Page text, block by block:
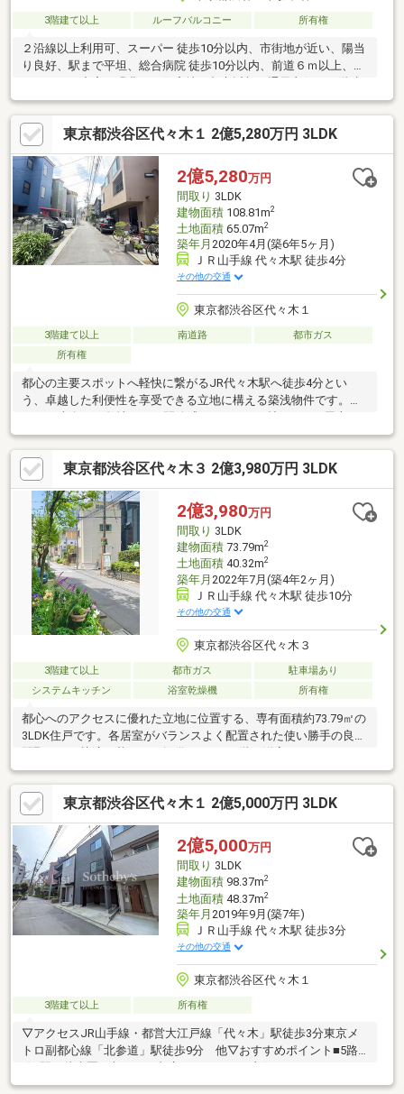
3階建て以上 ルーフバルコニー 所有権
２沿線以上利用可、スーパー 徒歩10分以内、市街地が近い、陽当
り良好、駅まで平坦、総合病院 徒歩10分以内、前道６ｍ以上、セ
キュリティ充実、緑豊かな住宅地、都市近郊、通風良好、３階建
以上、小学校 徒歩10分以内、平坦地、２世帯住宅
東京都渋谷区代々木１ 2億5,280万円 3LDK
2億5,280万円
間取り 3LDK
建物面積108.81m2
土地面積65.07m2
築年月 2020年4月(築6年5ヶ月)
ＪＲ山手線 代々木駅 徒歩4分
その他の交通
東京都渋谷区代々木１
3階建て以上 南道路
都市ガス
所有権
都心の主要スポットへ軽快に繋がるJR代々木駅へ徒歩4分とい
う、卓越した利便性を享受できる立地に構える築浅物件です。約
ラスを備え、ご家族が笑顔で過ごせるゆとりの空間を実現しまし
た。日々の生活を支えるスーパーや薬局が徒歩5分圏内に揃うほ
か、徒歩1分には大学病院があり、お子様がいるご家庭にも安心の
周辺環境です。徒歩4分の明治神宮では、四季折々の自然を感じな
がら穏やかな時間を過ごせます。利便性と潤いのある環境を兼ね
備えたこの希少な住まいは、将来を見据えた確かな価値を感じて
いただける魅力的な拠点となるはずです。
東京都渋谷区代々木３ 2億3,980万円 3LDK
2億3,980万円
間取り 3LDK
建物面積73.79m2
土地面積40.32m2
築年月 2022年7月(築4年2ヶ月)
ＪＲ山手線 代々木駅 徒歩10分
その他の交通
東京都渋谷区代々木３
3階建て以上 都市ガス
駐車場あり
システムキッチン
浴室乾燥機 所有権
都心へのアクセスに優れた立地に位置する、専有面積約73.79㎡の
3LDK住戸です。各居室がバランスよく配置された使い勝手の良い
間取りで、快適な暮らしを提供します。1階の洋室はウォークイン
クローゼットとしての利用にも◎リビングを中心とした設計によ
り、ご家族が自然と集まる温かみのある空間を実現。東南角地に
位置し、朝から暖かい陽が差し込みます。住戸から見える特別な
景色を実際にご覧ください！ご契約予約お待ちしております。◎
広告に使用している写真には入居前の写真を含んでおります。ぜ
ひ現地にてご体感ください。
東京都渋谷区代々木１ 2億5,000万円 3LDK
2億5,000万円
間取り 3LDK
建物面積98.37m2
土地面積48.37m2
築年月 2019年9月(築7年)
ＪＲ山手線 代々木駅 徒歩3分
その他の交通
東京都渋谷区代々木１
3階建て以上 所有権
▽アクセスJR山手線・都営大江戸線「代々木」駅徒歩3分東京メ
トロ副都心線「北参道」駅徒歩9分 他▽おすすめポイント■5路
ン、さらには民泊など多様な用途にも柔軟に対応可能です。■駅